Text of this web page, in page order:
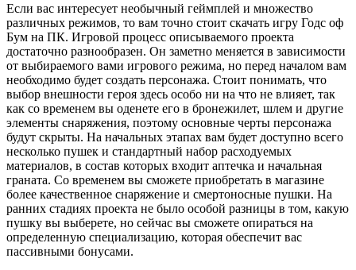
Если вас интересует необычный геймплей и множество
различных режимов, то вам точно стоит скачать игру Годс оф
Бум на ПК. Игровой процесс описываемого проекта
достаточно разнообразен. Он заметно меняется в зависимости
от выбираемого вами игрового режима, но перед началом вам
необходимо будет создать персонажа. Стоит понимать, что
выбор внешности героя здесь особо ни на что не влияет, так
как со временем вы оденете его в бронежилет, шлем и другие
элементы снаряжения, поэтому основные черты персонажа
будут скрыты. На начальных этапах вам будет доступно всего
несколько пушек и стандартный набор расходуемых
материалов, в состав которых входит аптечка и начальная
граната. Со временем вы сможете приобретать в магазине
более качественное снаряжение и смертоносные пушки. На
ранних стадиях проекта не было особой разницы в том, какую
пушку вы выберете, но сейчас вы сможете опираться на
определенную специализацию, которая обеспечит вас
пассивными бонусами.